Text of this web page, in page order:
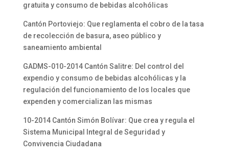
gratuita y consumo de bebidas alcohólicas
Cantón Portoviejo: Que reglamenta el cobro de la tasa
de recolección de basura, aseo público y
saneamiento ambiental
GADMS-010-2014 Cantón Salitre: Del control del
expendio y consumo de bebidas alcohólicas y la
regulación del funcionamiento de los locales que
expenden y comercializan las mismas
10-2014 Cantón Simón Bolívar: Que crea y regula el
Sistema Municipal Integral de Seguridad y
Convivencia Ciudadana